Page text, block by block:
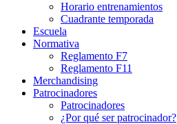
Horario entrenamientos
Cuadrante temporada
Escuela
Normativa
Reglamento F7
Reglamento F11
Merchandising
Patrocinadores
Patrocinadores
¿Por qué ser patrocinador?